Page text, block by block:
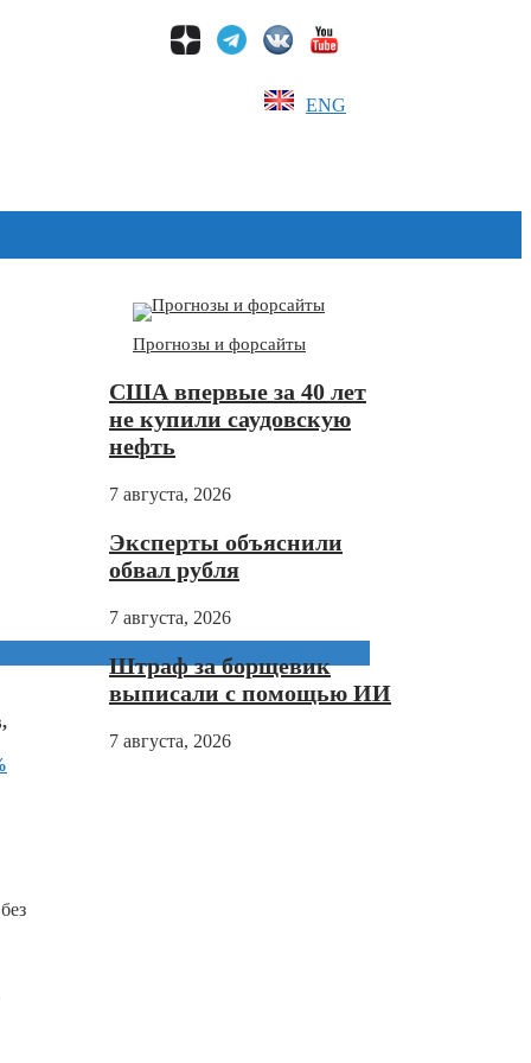
ENG
Прогнозы и форсайты
США впервые за 40 лет
не купили саудовскую
нефть
7 августа, 2026
Эксперты объяснили
обвал рубля
7 августа, 2026
Штраф за борщевик
выписали с помощью ИИ
7 августа, 2026